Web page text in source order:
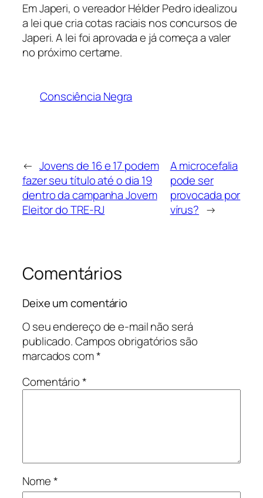
Em Japeri, o vereador Hélder Pedro idealizou
a lei que cria cotas raciais nos concursos de
Japeri. A lei foi aprovada e já começa a valer
no próximo certame.
Consciência Negra
← Jovens de 16 e 17 podem
fazer seu título até o dia 19
dentro da campanha Jovem
Eleitor do TRE-RJ
A microcefalia
pode ser
provocada por
vírus? →
Comentários
Deixe um comentário
O seu endereço de e-mail não será
publicado.Campos obrigatórios são
marcados com*
Comentário*
Nome*